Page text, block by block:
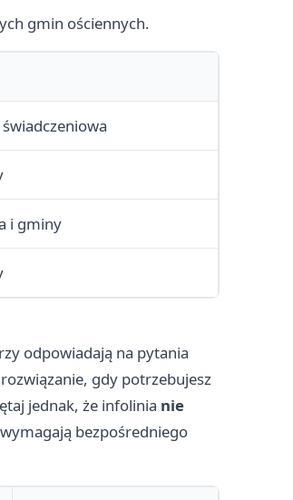
gmin ościennych.
świadczeniowa
i gminy
odpowiadają na pytania
gdy potrzebujesz
jednak, że infolinia nie
bezpośredniego